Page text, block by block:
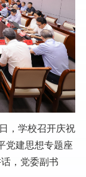
，学校召开庆祝
党建思想专题座
，党委副书